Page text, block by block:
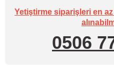
Yetiştirme siparişleri en
0506